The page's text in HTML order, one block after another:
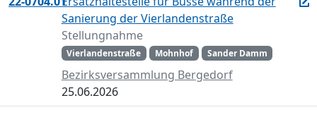
Sanierung der Vierlandenstraße
Stellungnahme
Vierlandenstraße Mohnhof Sander Damm
Bezirksversammlung Bergedorf
25.06.2026